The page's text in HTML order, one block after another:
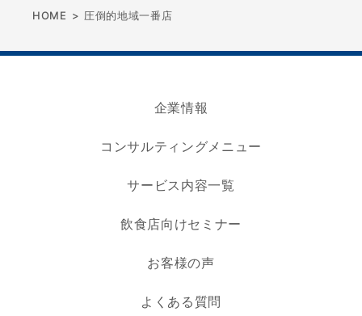
HOME > 圧倒的地域一番店
企業情報
コンサルティングメニュー
サービス内容一覧
飲食店向けセミナー
お客様の声
よくある質問